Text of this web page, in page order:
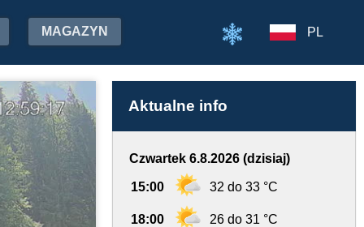
MAGAZYN PL
Aktualne info
Czwartek 6.8.2026 (dzisiaj)
15:00 32 do 33 °C
18:00 26 do 31 °C